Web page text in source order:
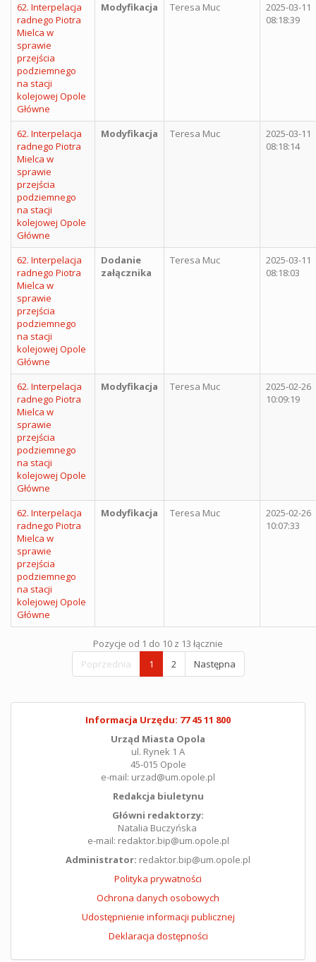
62. Interpelacja
radnego Piotra
Mielca w
sprawie
przejścia
podziemnego
na stacji
kolejowej Opole
Główne
Modyfikacja Teresa Muc
2025-03-11
08:18:39
62. Interpelacja
radnego Piotra
Mielca w
sprawie
przejścia
podziemnego
na stacji
kolejowej Opole
Główne
Modyfikacja Teresa Muc
2025-03-11
08:18:14
62. Interpelacja
radnego Piotra
Mielca w
sprawie
przejścia
podziemnego
na stacji
kolejowej Opole
Główne
Dodanie
załącznika
Teresa Muc
2025-03-11
08:18:03
62. Interpelacja
radnego Piotra
Mielca w
sprawie
przejścia
podziemnego
na stacji
kolejowej Opole
Główne
Modyfikacja Teresa Muc
2025-02-26
10:09:19
62. Interpelacja
radnego Piotra
Mielca w
sprawie
przejścia
podziemnego
na stacji
kolejowej Opole
Główne
Modyfikacja Teresa Muc
2025-02-26
10:07:33
Pozycje od 1 do 10 z 13 łącznie
Poprzednia
1 2 Następna
Informacja Urzędu: 77 45 11 800
Urząd Miasta Opola
ul. Rynek 1 A
45-015 Opole
e-mail: urzad@um.opole.pl
Redakcja biuletynu
Główni redaktorzy:
Natalia Buczyńska
e-mail: redaktor.bip@um.opole.pl
Administrator: redaktor.bip@um.opole.pl
Polityka prywatności
Ochrona danych osobowych
Udostępnienie informacji publicznej
Deklaracja dostępności